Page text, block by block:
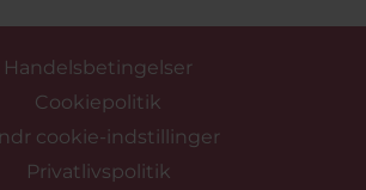
Handelsbetingelser
Cookiepolitik
cookie-indstillinger
Privatlivspolitik